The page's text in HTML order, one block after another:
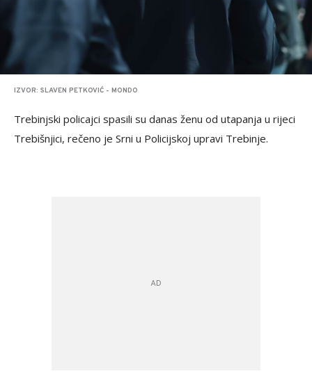
IZVOR: SLAVEN PETKOVIĆ - MONDO
Trebinjski policajci spasili su danas ženu od utapanja u rijeci
Trebišnjici, rečeno je Srni u Policijskoj upravi Trebinje.